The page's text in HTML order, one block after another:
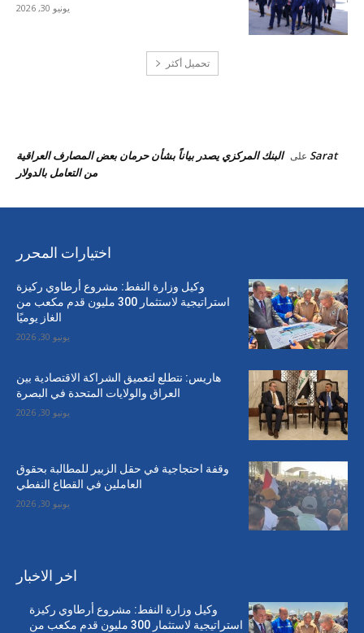
يونيو 30, 2026
تحميل أكثر
Sarat على البنك المركزي يصدر بياناً بشأن حرمان بعض المصارف العراقية
من التعامل بالدولار
اختيارات المحرر
وكيل وزارة النفط: مشروع أرطاوي ركيزة
استراتيجية لاستثمار 300 مليون قدم مكعب من
الغاز يوميًا
يونيو 30, 2026
هاريس: نتطلع لتعميق الشراكة الاقتصادية بين
العراق والولايات المتحدة في البصرة
يونيو 30, 2026
وقفة احتجاجية في حقل الزبير للمطالبة بحقوق
العاملين في القطاع النفطي
يونيو 30, 2026
اخر الاخبار
وكيل وزارة النفط: مشروع أرطاوي ركيزة
استراتيجية لاستثمار 300 مليون قدم مكعب من